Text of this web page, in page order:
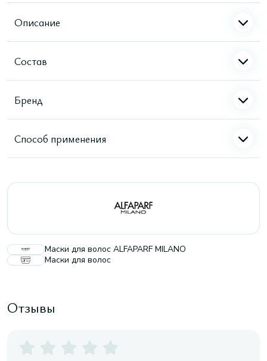
Описание
Состав
Бренд
Способ применения
Маски для волос ALFAPARF MILANO
Маски для волос
Отзывы